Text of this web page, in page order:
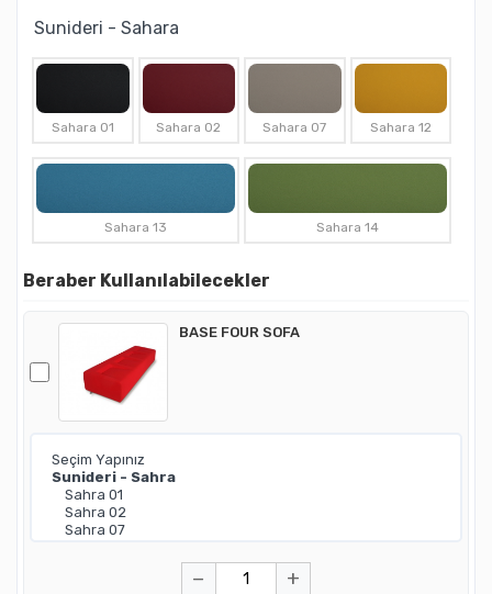
Sunideri - Sahara
Sahara 01 Sahara 02 Sahara 07 Sahara 12
Sahara 13 Sahara 14
Beraber Kullanılabilecekler
BASE FOUR SOFA
− +